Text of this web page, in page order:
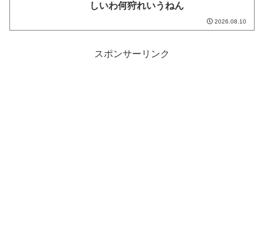
しいわ何狩れいうねん
2026.08.10
スポンサーリンク